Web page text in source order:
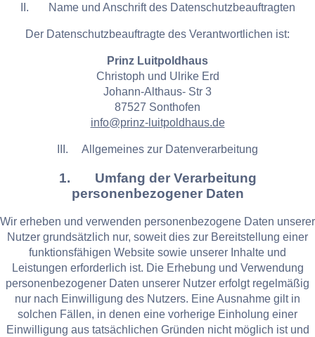
II. Name und Anschrift des Datenschutzbeauftragten
Der Datenschutzbeauftragte des Verantwortlichen ist:
Prinz Luitpoldhaus
Christoph und Ulrike Erd
Johann-Althaus- Str 3
87527 Sonthofen
info@prinz-luitpoldhaus.de
III. Allgemeines zur Datenverarbeitung
1. Umfang der Verarbeitung
personenbezogener Daten
Wir erheben und verwenden personenbezogene Daten unserer
Nutzer grundsätzlich nur, soweit dies zur Bereitstellung einer
funktionsfähigen Website sowie unserer Inhalte und
Leistungen erforderlich ist. Die Erhebung und Verwendung
personenbezogener Daten unserer Nutzer erfolgt regelmäßig
nur nach Einwilligung des Nutzers. Eine Ausnahme gilt in
solchen Fällen, in denen eine vorherige Einholung einer
Einwilligung aus tatsächlichen Gründen nicht möglich ist und